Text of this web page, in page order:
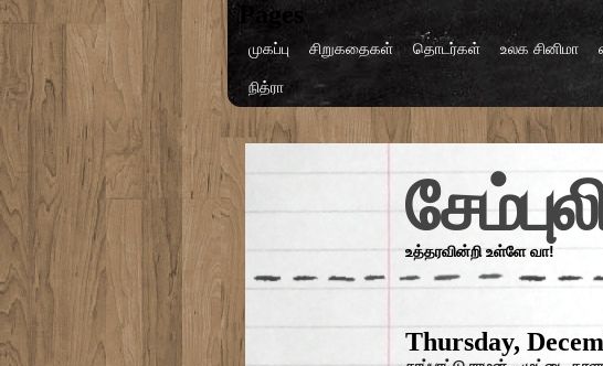
Pages
முகப்பு சிறுகதைகள் தொடர்கள் உலக சினிமா
நித்ரா
உத்தரவின்றி உள்ளே வா!
Thursday,